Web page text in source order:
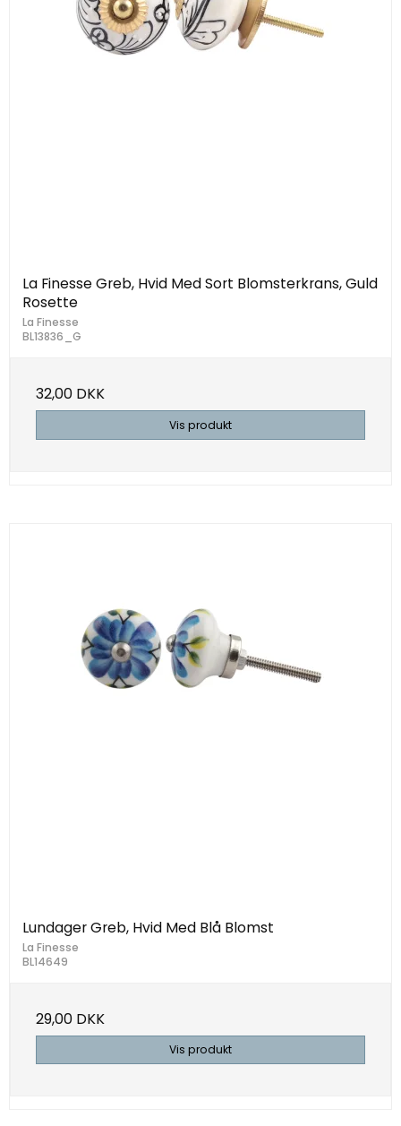
La Finesse Greb, Hvid Med Sort Blomsterkrans, Guld
Rosette
La Finesse
BL13836_G
32,00 DKK
Vis produkt
Lundager Greb, Hvid Med Blå Blomst
La Finesse
BL14649
29,00 DKK
Vis produkt